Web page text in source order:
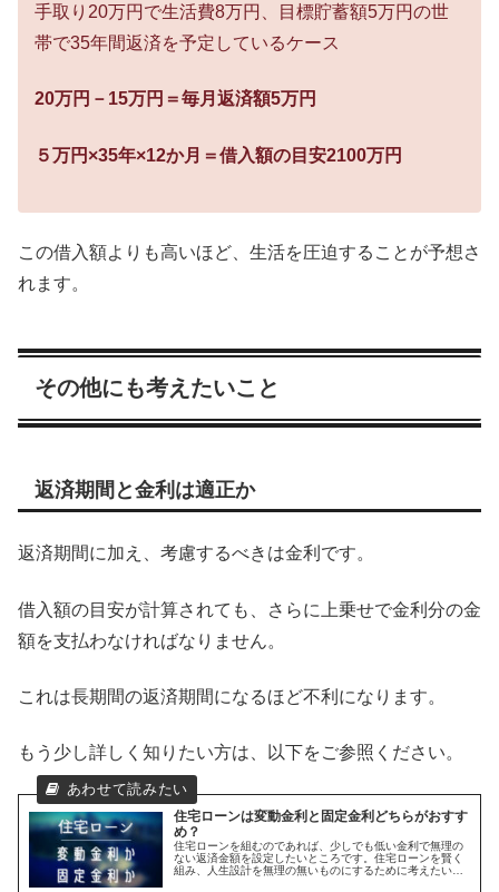
手取り20万円で生活費8万円、目標貯蓄額5万円の世
帯で35年間返済を予定しているケース
20万円－15万円＝毎月返済額5万円
５万円×35年×12か月＝借入額の目安2100万円
この借入額よりも高いほど、生活を圧迫することが予想さ
れます。
その他にも考えたいこと
返済期間と金利は適正か
返済期間に加え、考慮するべきは金利です。
借入額の目安が計算されても、さらに上乗せで金利分の金
額を支払わなければなりません。
これは長期間の返済期間になるほど不利になります。
もう少し詳しく知りたい方は、以下をご参照ください。
住宅ローンは変動金利と固定金利どちらがおすす
め？
住宅ローンを組むのであれば、少しでも低い金利で無理の
ない返済金額を設定したいところです。住宅ローンを賢く
組み、人生設計を無理の無いものにするために考えたいの